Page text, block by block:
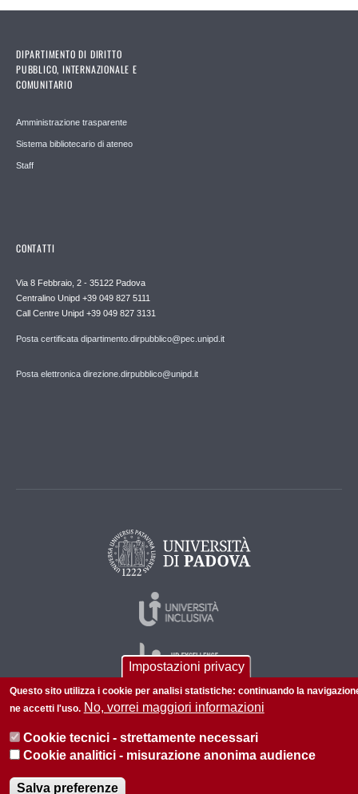
DIPARTIMENTO DI DIRITTO
PUBBLICO, INTERNAZIONALE E
COMUNITARIO
Amministrazione trasparente
Sistema bibliotecario di ateneo
Staff
CONTATTI
Via 8 Febbraio, 2 - 35122 Padova
Centralino Unipd +39 049 827 5111
Call Centre Unipd +39 049 827 3131
Posta certificata dipartimento.dirpubblico@pec.unipd.it
Posta elettronica direzione.dirpubblico@unipd.it
P.I. 00742430283 C.F. 80006480281
Informazioni sul sito
Impostazioni privacy
Questo sito utilizza i cookie per analisi statistiche: continuando la
ne accetti l'uso. No, vorrei maggiori informazioni
Cookie tecnici - strettamente necessari
Cookie analitici - misurazione anonima audience
Salva preferenze